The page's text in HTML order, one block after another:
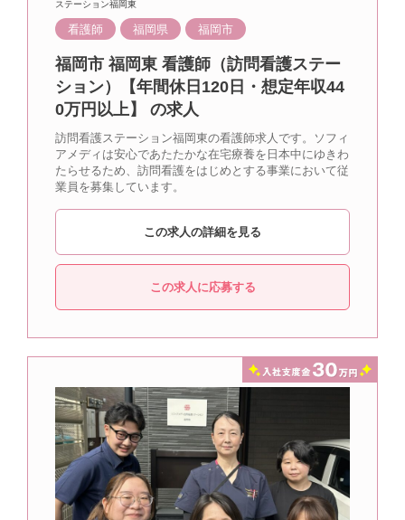
ステーション福岡東
看護師 福岡県 福岡市
福岡市 福岡東 看護師（訪問看護ステー
ション）【年間休日120日・想定年収44
0万円以上】 の求人
訪問看護ステーション福岡東の看護師求人です。ソフィ
アメディは安心であたたかな在宅療養を日本中にゆきわ
たらせるため、訪問看護をはじめとする事業において従
業員を募集しています。
この求人の詳細を見る
この求人に応募する